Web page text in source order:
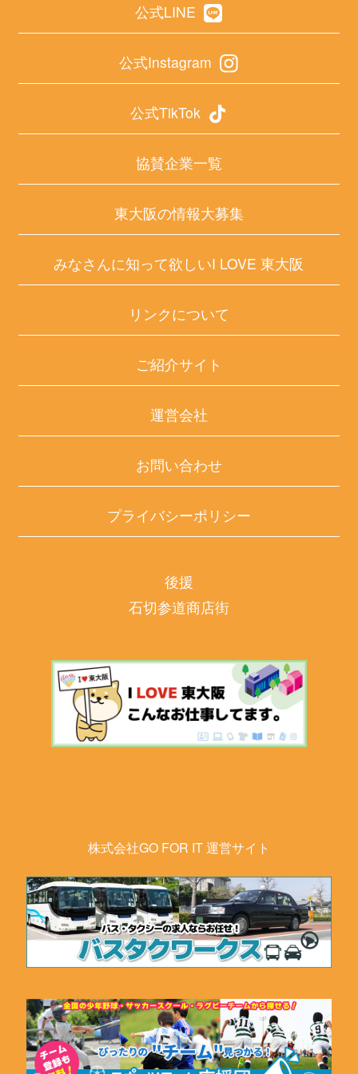
公式LINE
公式Instagram
公式TikTok
協賛企業一覧
東大阪の情報大募集
みなさんに知って欲しいI LOVE 東大阪
リンクについて
ご紹介サイト
運営会社
お問い合わせ
プライバシーポリシー
後援
石切参道商店街
株式会社GO FOR IT 運営サイト